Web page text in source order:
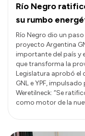
Río Negro
su rumbo
Río Negro dio un
proyecto Argentina
importante del país y
que transforma la
Legislatura aprobó el
GNL e YPF,
Weretilneck: “Se
como motor de la